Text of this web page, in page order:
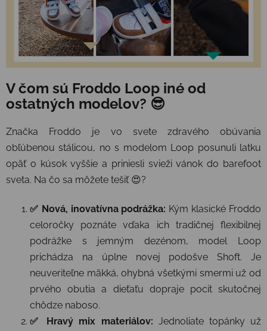
V čom sú Froddo Loop iné od
ostatných modelov? 😎
Značka Froddo je vo svete zdravého obúvania
obľúbenou stálicou, no s modelom Loop posunuli latku
opäť o kúsok vyššie a priniesli svieži vánok do barefoot
sveta. Na čo sa môžete tešiť 😍?
✅ Nová, inovatívna podrážka: Kým klasické Froddo
celoročky poznáte vďaka ich tradičnej flexibilnej
podrážke s jemným dezénom, model Loop
prichádza na úplne novej podošve Shoft. Je
neuveriteľne mäkká, ohybná všetkými smermi už od
prvého obutia a dieťaťu dopraje pocit skutočnej
chôdze naboso.
✅ Hravý mix materiálov: Jednoliate topánky už